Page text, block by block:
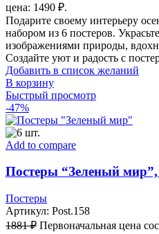
цена: 1490 ₽.
Подарите своему интерьеру
набором из 6 постеров.
изображениями природы,
Создайте уют и радость с
Добавить в список желаний
В корзину
Быстрый просмотр
-47%
Add to compare
Постеры “Зеленый
Постеры
Артикул: Post.158
1881₽ Первоначальная цена